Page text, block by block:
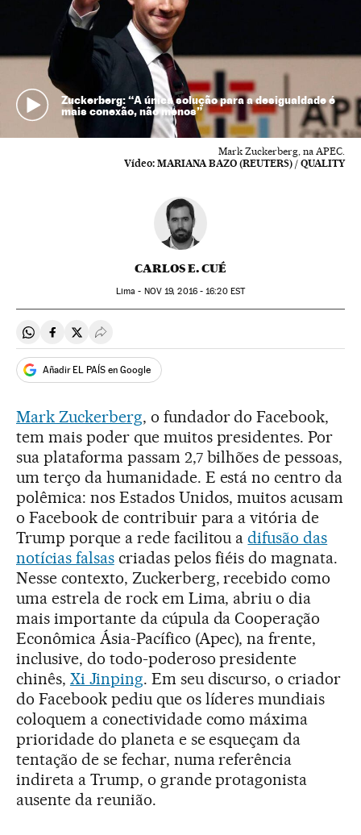
Zuckerberg: “A única solução para a desigualdade é
mais conexão, não menos”
Mark Zuckerberg, na APEC.
Vídeo: MARIANA BAZO (REUTERS) / QUALITY
CARLOS E. CUÉ
Lima - NOV19, 2016 - 16:20EST
Compartir en Whatsapp
Compartir en Facebook
Compartir en Twitter
Desplegar Redes Sociales
Añadir EL PAÍS en Google
Mark Zuckerberg, o fundador do Facebook,
tem mais poder que muitos presidentes. Por
sua plataforma passam 2,7 bilhões de pessoas,
um terço da humanidade. E está no centro da
polêmica: nos Estados Unidos, muitos acusam
o Facebook de contribuir para a vitória de
Trump porque a rede facilitou adifusão das
notícias falsascriadas pelos fiéis do magnata.
Nesse contexto, Zuckerberg, recebido como
uma estrela de rock em Lima, abriu o dia
mais importante da cúpula da Cooperação
Econômica Ásia-Pacífico (Apec), na frente,
inclusive, do todo-poderoso presidente
chinês, Xi Jinping. Em seu discurso, o criador
do Facebook pediu que os líderes mundiais
coloquem a conectividade como máxima
prioridade do planeta e se esqueçam da
tentação de se fechar, numa referência
indireta a Trump, o grande protagonista
ausente da reunião.